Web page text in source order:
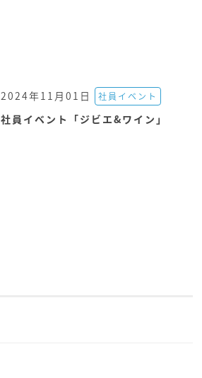
2024年11月01日 社員イベント
社員イベント「ジビエ&ワイン」